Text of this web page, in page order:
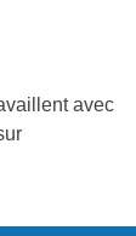
avec